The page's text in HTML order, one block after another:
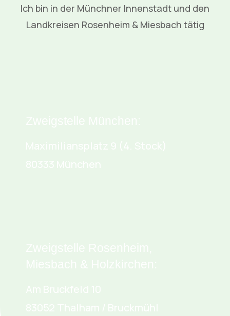
Ich bin in der Münchner Innenstadt und den
Landkreisen Rosenheim & Miesbach tätig